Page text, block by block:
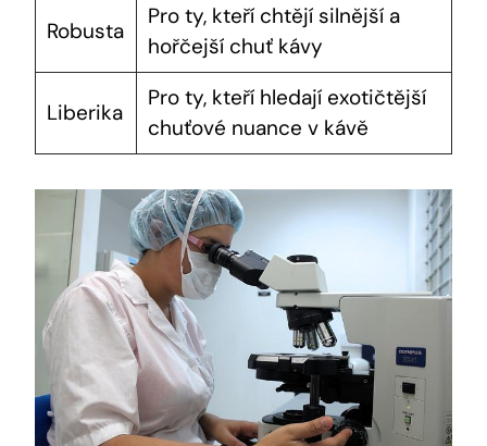
Robusta
Pro ty, kteří chtějí silnější a
hořčejší chuť kávy
Liberika
Pro ty, kteří hledají exotičtější
chuťové nuance v kávě